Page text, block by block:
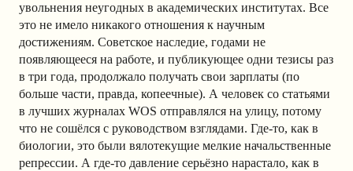
увольнения неугодных в академических институтах. Все
это не имело никакого отношения к научным
достижениям. Советское наследие, годами не
появляющееся на работе, и публикующее одни тезисы раз
в три года, продолжало получать свои зарплаты (по
больше части, правда, копеечные). А человек со статьями
в лучших журналах WOS отправлялся на улицу, потому
что не сошёлся с руководством взглядами. Где-то, как в
биологии, это были вялотекущие мелкие начальственные
репрессии. А где-то давление серьёзно нарастало, как в